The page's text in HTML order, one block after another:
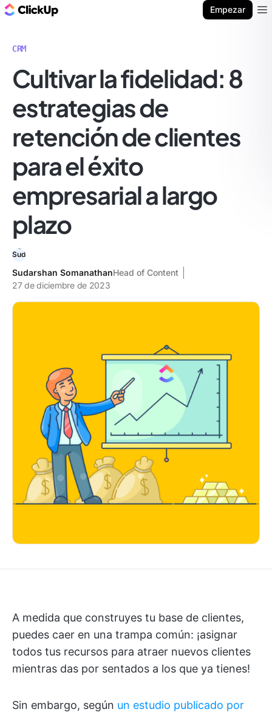
Empezar
CRM
Cultivar la fidelidad: 8
estrategias de
retención de clientes
para el éxito
empresarial a largo
plazo
Sudarshan SomanathanHead of Content
27 de diciembre de 2023
A medida que construyes tu base de clientes,
puedes caer en una trampa común: ¡asignar
todos tus recursos para atraer nuevos clientes
mientras das por sentados a los que ya tienes!
Sin embargo, según un estudio publicado por